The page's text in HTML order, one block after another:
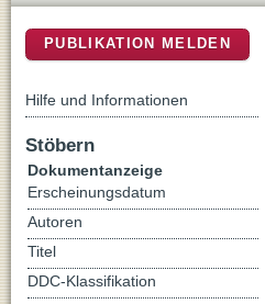
PUBLIKATION MELDEN
Hilfe und Informationen
Stöbern
Dokumentanzeige
Erscheinungsdatum
Autoren
Titel
DDC-Klassifikation